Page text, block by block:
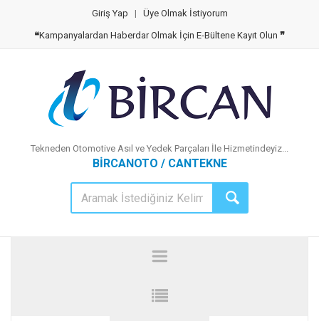
Giriş Yap | Üye Olmak İstiyorum
❝Kampanyalardan Haberdar Olmak İçin E-Bültene Kayıt Olun ❞
Tekneden Otomotive Asıl ve Yedek Parçaları İle Hizmetindeyiz...
BİRCANOTO / CANTEKNE